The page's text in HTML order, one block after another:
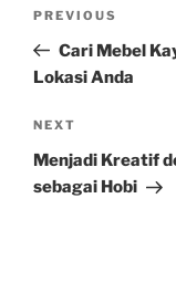
Previous
Post
PREVIOUS
Cari Mebel
Lokasi Anda
Next
Post
NEXT
Menjadi Kreatif
sebagai Hobi